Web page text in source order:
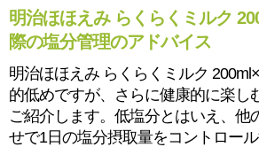
明治ほほえみ らくらくミルク
際の塩分管理のアドバイス
明治ほほえみ らくらくミルク
的低めですが、さらに健康的に楽し
ご紹介します。低塩分とはいえ、他
せで1日の塩分摂取量をコントロー